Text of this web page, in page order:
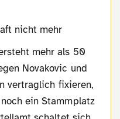
Novakovic und
vertraglich fixieren,
ein Stammplatz